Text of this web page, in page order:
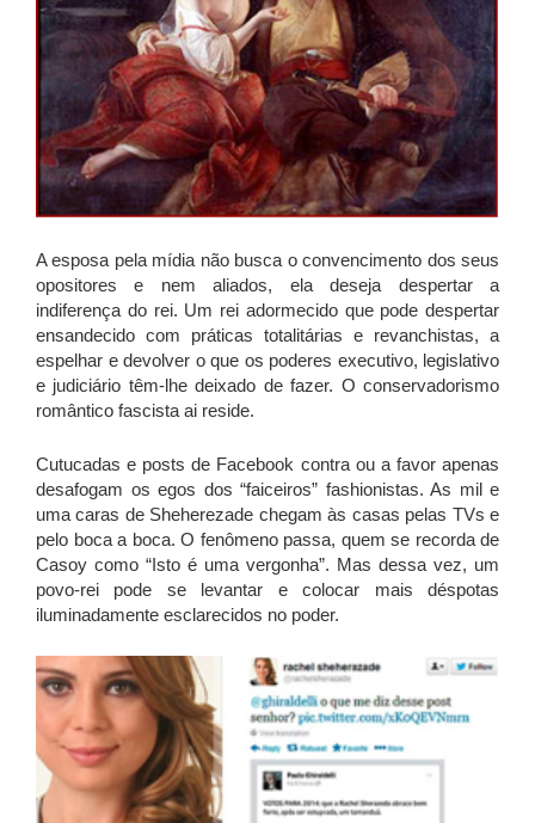
A esposa pela mídia não busca o convencimento dos seus
opositores e nem aliados, ela deseja despertar a
indiferença do rei. Um rei adormecido que pode despertar
ensandecido com práticas totalitárias e revanchistas, a
espelhar e devolver o que os poderes executivo, legislativo
e judiciário têm-lhe deixado de fazer. O conservadorismo
romântico fascista ai reside.
Cutucadas e posts de Facebook contra ou a favor apenas
desafogam os egos dos “faiceiros” fashionistas. As mil e
uma caras de Sheherezade chegam às casas pelas TVs e
pelo boca a boca. O fenômeno passa, quem se recorda de
Casoy como “Isto é uma vergonha”. Mas dessa vez, um
povo-rei pode se levantar e colocar mais déspotas
iluminadamente esclarecidos no poder.